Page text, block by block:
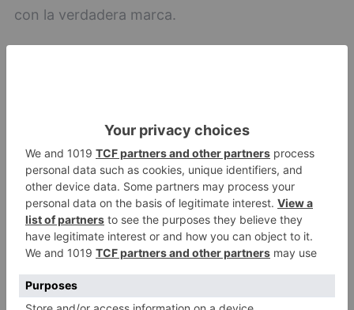
con la verdadera marca.
ilícitos relacionados con el ciberespacio,
centrando su actividad en que ningún delito
cometido a través de las nuevas TIC quede
impune.